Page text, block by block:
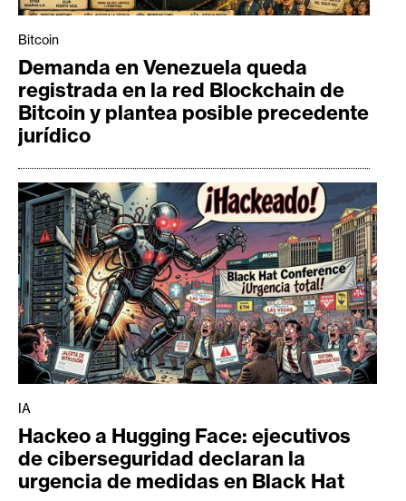
Bitcoin
Demanda en Venezuela queda
registrada en la red Blockchain de
Bitcoin y plantea posible precedente
jurídico
IA
Hackeo a Hugging Face: ejecutivos
de ciberseguridad declaran la
urgencia de medidas en Black Hat